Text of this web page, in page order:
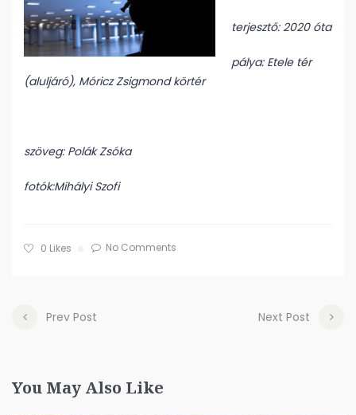
terjesztő: 2020 óta
pálya: Etele tér
(aluljáró), Móricz Zsigmond körtér
szöveg: Polák Zsóka
fotók:Mihályi Szofi
0 Likes No Comments
Prev Post Next Post
You May Also Like